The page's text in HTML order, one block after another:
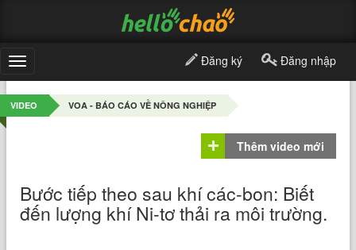
Toggle
navigation
Đăng ký Đăng nhập
VIDEO VOA - BÁO CÁO VỀ NÔNG NGHIỆP
Thêm video mới
Bước tiếp theo sau khí các-bon: Biết
đến lượng khí Ni-tơ thải ra môi trường.